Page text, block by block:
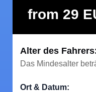
from 29
Alter des
Das Mindesalter
Ort & Datum: